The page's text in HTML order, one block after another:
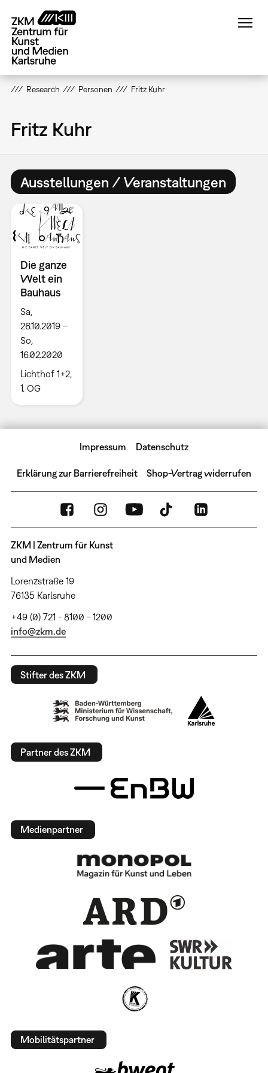
zum
Inhalt
Research Personen Fritz Kuhr
Fritz Kuhr
Ausstellungen / Veranstaltungen
Die ganze
Welt ein
Bauhaus
Sa,
26.10.2019 –
So,
16.02.2020
Lichthof 1+2,
1. OG
Impressum Datenschutz
Erklärung zur Barrierefreiheit Shop-Vertrag widerrufen
ZKM | Zentrum für Kunst
und Medien
Lorenzstraße 19
76135 Karlsruhe
+49 (0) 721 - 8100 - 1200
info@zkm.de
Stifter des ZKM
Partner des ZKM
Medienpartner
Mobilitätspartner